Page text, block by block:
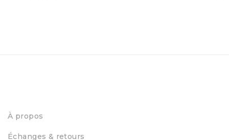
À propos
Échanges & retours